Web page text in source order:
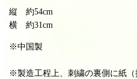
縦 約54cm
横 約31cm
※中国製
※製造工程上、刺繍の裏側に紙